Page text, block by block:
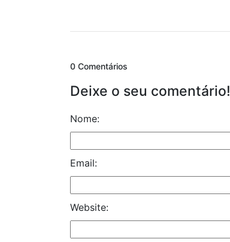
0 Comentários
Deixe o seu comentário!
Nome:
Email:
Website: